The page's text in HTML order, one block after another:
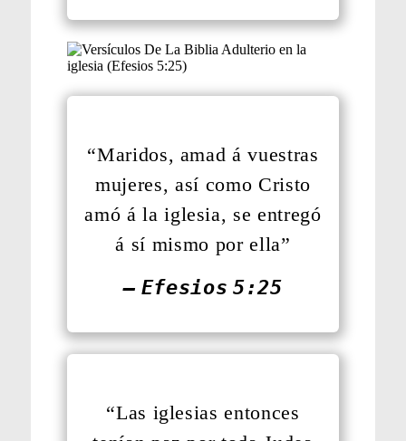
“Maridos, amad á vuestras
mujeres, así como Cristo
amó á la iglesia, se entregó
á sí mismo por ella”
— Efesios 5:25
“Las iglesias entonces